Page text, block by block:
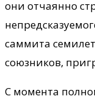
они отчаянно
саммита
союзников,
С момента